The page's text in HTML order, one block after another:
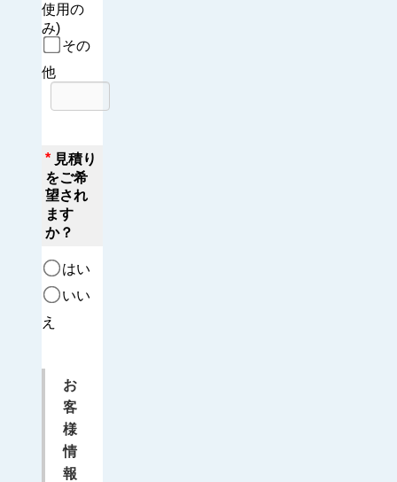
使用の
み)
その
他
* 見積り
をご希
望され
ます
か？
はい
いい
え
お
客
様
情
報